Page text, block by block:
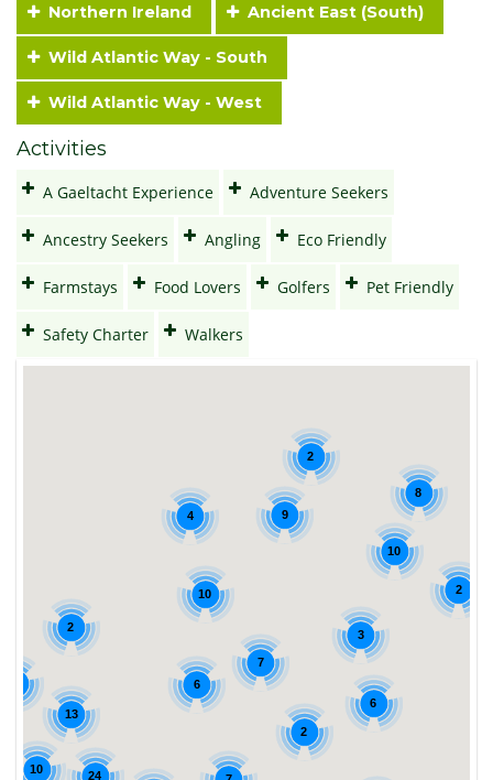
Northern Ireland Ancient East (South)
Wild Atlantic Way - South
Wild Atlantic Way - West
Activities
A Gaeltacht Experience Adventure Seekers
Ancestry Seekers Angling Eco Friendly
Farmstays Food Lovers Golfers Pet Friendly
Safety Charter Walkers
10
24
9
13
6
6
10
2
4
7
3
10
8
2
2
2